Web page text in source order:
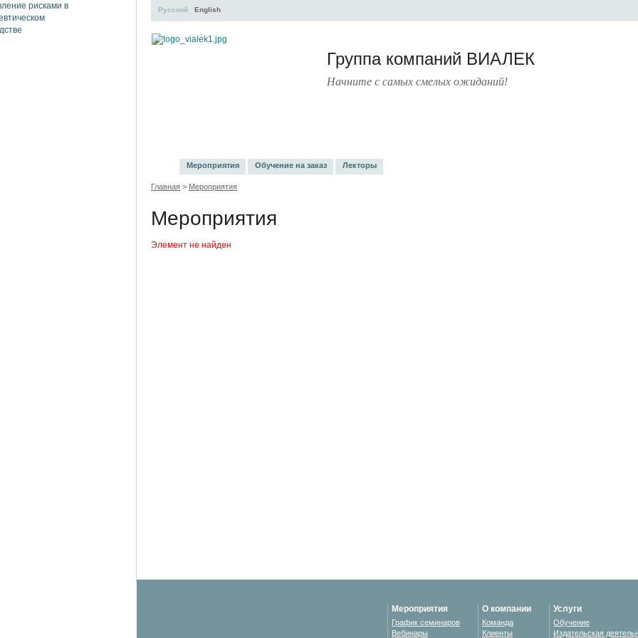
Группа компаний ВИАЛЕК
Начните с самых смелых ожиданий!
Русский English
Мероприятия Обучение на заказ Лекторы
Главная > Мероприятия
Мероприятия
Элемент не найден
Мероприятия
График семинаров
Вебинары
О компании
Команда
Клиенты
Услуги
Обучение
Издательская